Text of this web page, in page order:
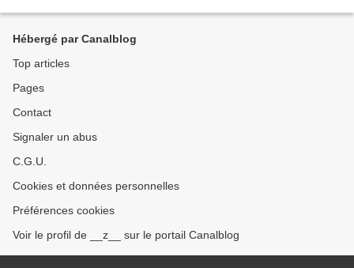
Hébergé par Canalblog
Top articles
Pages
Contact
Signaler un abus
C.G.U.
Cookies et données personnelles
Préférences cookies
Voir le profil de __z__ sur le portail Canalblog